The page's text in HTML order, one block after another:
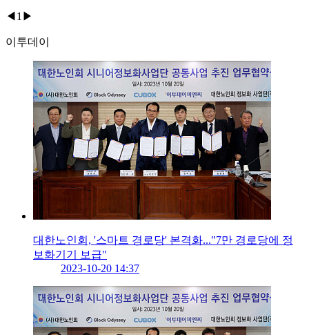
◀ 1 ▶
이투데이
대한노인회, '스마트 경로당' 본격화..."7만 경로당에 정
보화기기 보급"
2023-10-20 14:37